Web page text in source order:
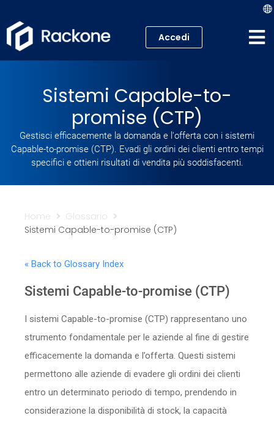
VPS
Server
Sicurezza
Servizi
Accedi
Sistemi Capable-to-
promise (CTP)
Gestisci efficacemente la domanda e l'offerta con i sistemi
Capable-to-promise (CTP). Evadi gli ordini dei clienti entro tempi
specifici e ottieni risultati di vendita più soddisfacenti.
Home
Glossario
Sistemi Capable-to-promise (CTP)
« Back to Glossary Index
Sistemi Capable-to-promise (CTP)
I sistemi Capable-to-promise (CTP) rappresentano uno
strumento fondamentale per le aziende al fine di gestire
efficacemente la domanda e l’offerta. Questi sistemi
permettono alle aziende di evadere gli ordini dei clienti
entro un determinato periodo di tempo, prendendo in
considerazione la disponibilità di stock, la capacità